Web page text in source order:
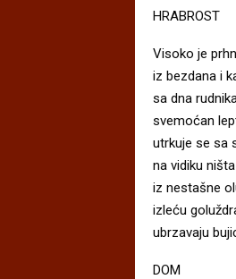
HRABROST
Visoko je
iz bezdana i
sa dna
svemoćan
utrkuje se sa
na vidiku ništa
iz nestašne
izleću
ubrzavaju
DOM